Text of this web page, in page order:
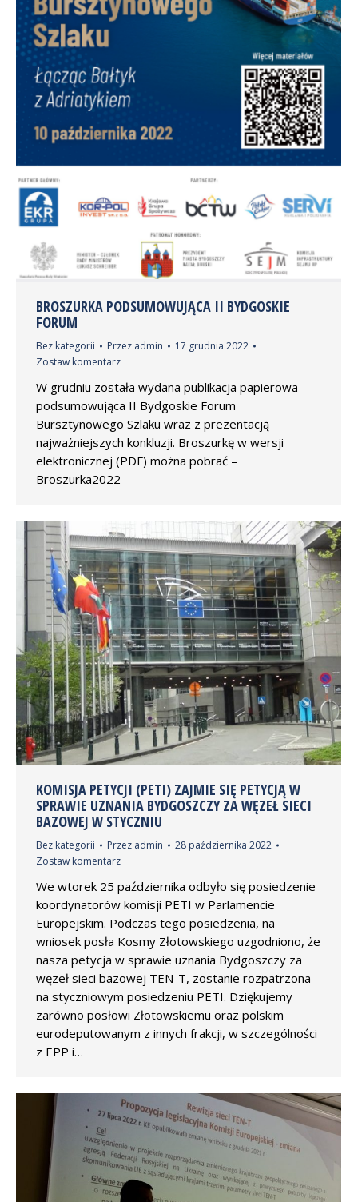
BROSZURKA PODSUMOWUJĄCA II BYDGOSKIE
FORUM
Bez kategorii Przez admin
17 grudnia 2022
Zostaw komentarz
W grudniu została wydana publikacja papierowa
podsumowująca II Bydgoskie Forum
Bursztynowego Szlaku wraz z prezentacją
najważniejszych konkluzji. Broszurkę w wersji
elektronicznej (PDF) można pobrać –
Broszurka2022
KOMISJA PETYCJI (PETI) ZAJMIE SIĘ PETYCJĄ W
SPRAWIE UZNANIA BYDGOSZCZY ZA WĘZEŁ SIECI
BAZOWEJ W STYCZNIU
Bez kategorii Przez admin
28 października 2022
Zostaw komentarz
We wtorek 25 października odbyło się posiedzenie
koordynatorów komisji PETI w Parlamencie
Europejskim. Podczas tego posiedzenia, na
wniosek posła Kosmy Złotowskiego uzgodniono, że
nasza petycja w sprawie uznania Bydgoszczy za
węzeł sieci bazowej TEN-T, zostanie rozpatrzona
na styczniowym posiedzeniu PETI. Dziękujemy
zarówno posłowi Złotowskiemu oraz polskim
eurodeputowanym z innych frakcji, w szczególności
z EPP i…